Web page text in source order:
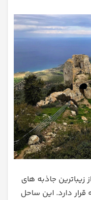
جاذبه‌ های
دارد. این ساحل